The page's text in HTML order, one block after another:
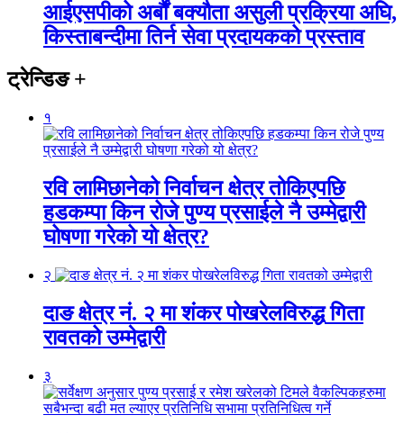
आईएसपीको अर्बौं बक्यौता असुली प्रक्रिया अघि,
किस्ताबन्दीमा तिर्न सेवा प्रदायकको प्रस्ताव
ट्रेन्डिङ+
१
रवि लामिछानेको निर्वाचन क्षेत्र तोकिएपछि
हडकम्पा किन रोजे पुण्य प्रसाईले नै उम्मेद्वारी
घोषणा गरेको यो क्षेत्र?
२
दाङ क्षेत्र नं. २ मा शंकर पोखरेलविरुद्ध गिता
रावतको उम्मेद्वारी
३